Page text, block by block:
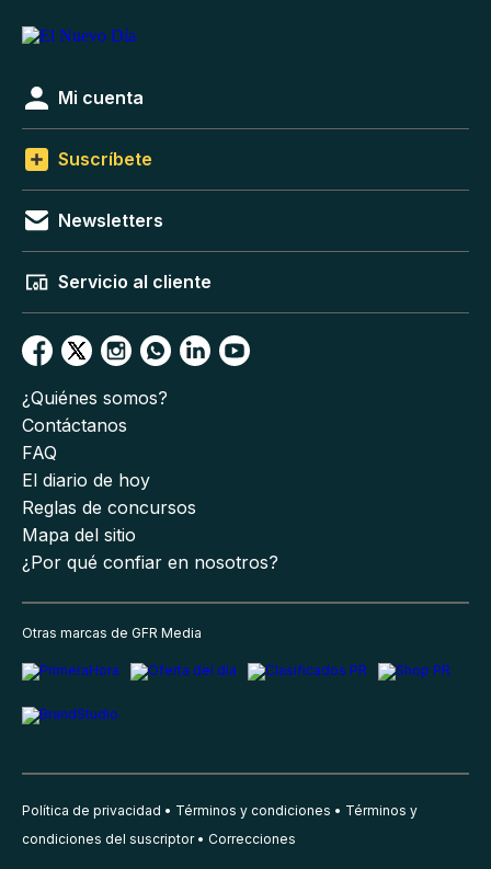
Mi cuenta
Suscríbete
Newsletters
Servicio al cliente
¿Quiénes somos?
Contáctanos
FAQ
El diario de hoy
Reglas de concursos
Mapa del sitio
¿Por qué confiar en nosotros?
Otras marcas de GFR Media
Política de privacidad Términos y condiciones
Términos y
condiciones del suscriptor
Correcciones